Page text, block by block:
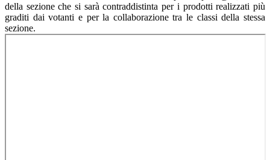
della sezione che si sarà contraddistinta per i prodotti realizzati più
graditi dai votanti e per la collaborazione tra le classi della stessa
sezione.